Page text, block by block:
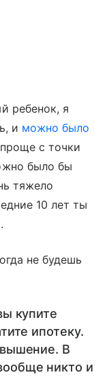
ребенок, я
и можно было
с точки
было бы
тяжело
10 лет ты
не будешь
купите
ипотеку.
В
никто и